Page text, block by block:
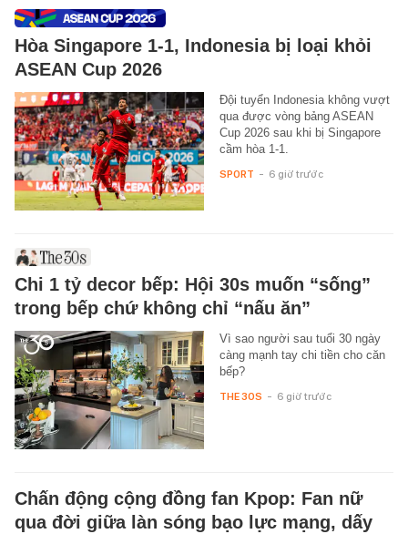
Hòa Singapore 1-1, Indonesia bị loại khỏi
ASEAN Cup 2026
Đội tuyển Indonesia không vượt
qua được vòng bảng ASEAN
Cup 2026 sau khi bị Singapore
cầm hòa 1-1.
SPORT - 6 giờ trước
Chi 1 tỷ decor bếp: Hội 30s muốn “sống”
trong bếp chứ không chỉ “nấu ăn”
Vì sao người sau tuổi 30 ngày
càng mạnh tay chi tiền cho căn
bếp?
THE 30S - 6 giờ trước
Chấn động cộng đồng fan Kpop: Fan nữ
qua đời giữa làn sóng bạo lực mạng, dấy